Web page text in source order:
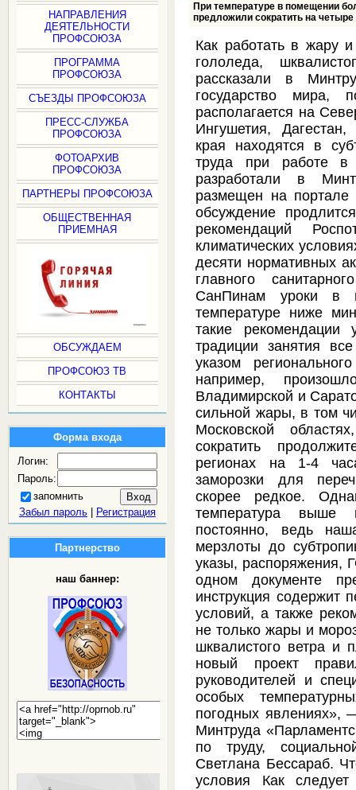
НАПРАВЛЕНИЯ
ДЕЯТЕЛЬНОСТИ
ПРОФСОЮЗА
ПРОГРАММА
ПРОФСОЮЗА
СЪЕЗДЫ ПРОФСОЮЗА
ПРЕСС-СЛУЖБА
ПРОФСОЮЗА
ФОТОАРХИВ
ПРОФСОЮЗА
ПАРТНЕРЫ ПРОФСОЮЗА
ОБЩЕСТВЕННАЯ
ПРИЕМНАЯ
ОБСУЖДАЕМ
ПРОФСОЮЗ ТВ
КОНТАКТЫ
Форма входа
Логин:
Пароль:
запомнить
Забыл пароль| Регистрация
Партнерство
наш баннер:
При температуре в помещении
предложили сократить на четыре
Как работать в жару
гололеда,
рассказали в
государство мира,
располагается на
Ингушетия,
края находятся в
труда при работе в
разработали в
размещен на портале
обсуждение
рекомендаций
климатических
десяти нормативных
главного
СанПинам уроки в
температуре ниже
такие
традиции занятия
указом
например,
Владимирской и
сильной жары, в том
Московской
сократить
регионах на 1-4
заморозки для
скорее редкое.
температура
постоянно, ведь
мерзлоты до
указы, распоряжения,
одном документе
инструкция содержит
условий, а также
не только жары и
шквалистого ветра и
новый проект
руководителей и
особых
погодных явлениях»,
Минтруда
по труду,
Светлана Бессараб.
условия Как